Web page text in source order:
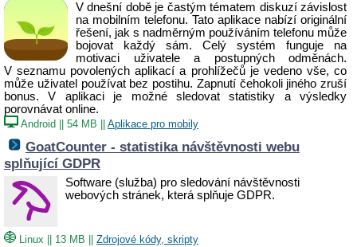
V dnešní době je častým tématem diskuzí závislost
na mobilním telefonu. Tato aplikace nabízí originální
řešení, jak s nadměrným používáním telefonu může
bojovat každý sám. Celý systém funguje na
motivaci uživatele a postupných odměnách.
V seznamu povolených aplikací a prohlížečů je vedeno vše, co
může uživatel používat bez postihu. Zapnutí čehokoli jiného zruší
bonus. V aplikaci je možné sledovat statistiky a výsledky
porovnávat online.
Android 54 MB Aplikace pro mobily
GoatCounter - statistika návštěvnosti webu
splňující GDPR
Software (služba) pro sledování návštěvnosti
webových stránek, která splňuje GDPR.
Linux 13 MB Zdrojové kódy, skripty